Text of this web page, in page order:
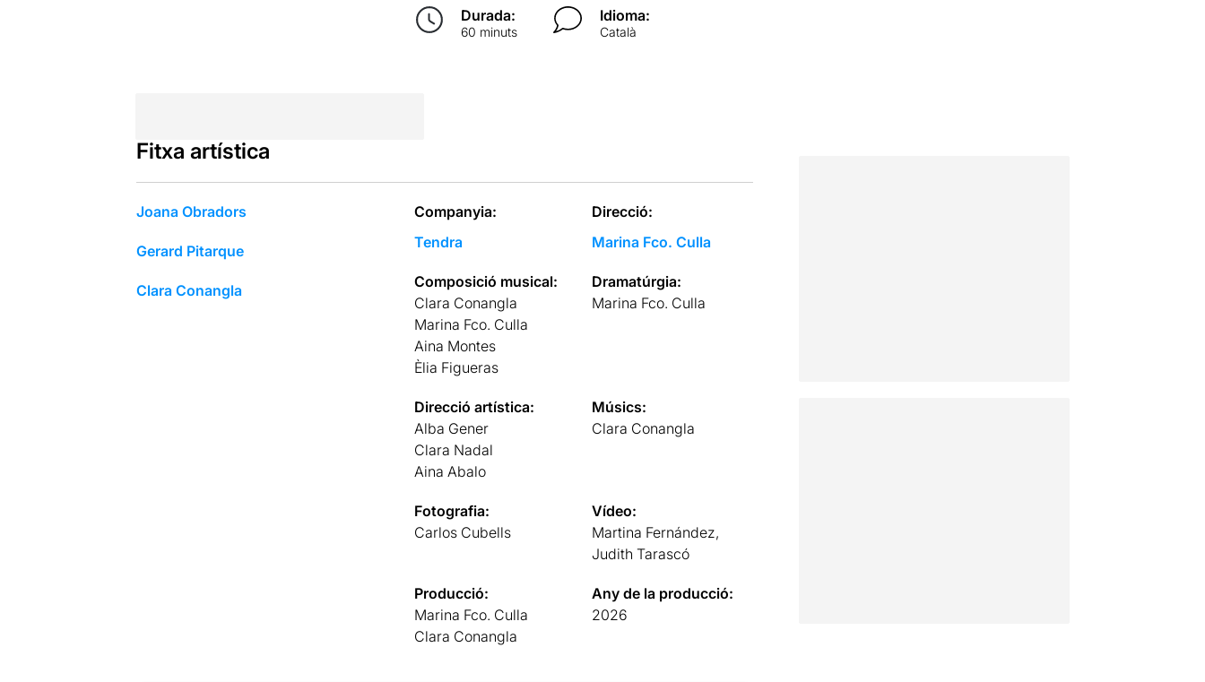
Durada:
60 minuts
Idioma:
Català
Fitxa artística
Joana Obradors
Gerard Pitarque
Clara Conangla
Companyia:
Tendra
Direcció:
Marina Fco. Culla
Composició musical:
Clara Conangla
Marina Fco. Culla
Aina Montes
Èlia Figueras
Dramatúrgia:
Marina Fco. Culla
Direcció artística:
Alba Gener
Clara Nadal
Aina Abalo
Músics:
Clara Conangla
Fotografia:
Carlos Cubells
Vídeo:
Martina Fernández,
Judith Tarascó
Producció:
Marina Fco. Culla
Clara Conangla
Any de la producció:
2026